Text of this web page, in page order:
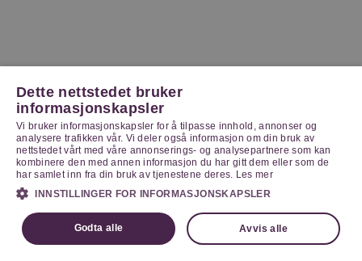
Dette nettstedet bruker
informasjonskapsler
Vi bruker informasjonskapsler for å tilpasse innhold, annonser og
analysere trafikken vår. Vi deler også informasjon om din bruk av
nettstedet vårt med våre annonserings- og analysepartnere som kan
kombinere den med annen informasjon du har gitt dem eller som de
har samlet inn fra din bruk av tjenestene deres. Les mer
INNSTILLINGER FOR INFORMASJONSKAPSLER
Godta alle Avvis alle